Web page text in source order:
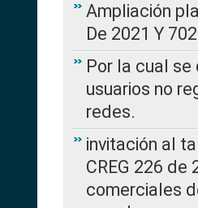
Ampliación
De 2021 Y
Por la cual
usuarios no
redes.
invitación al
CREG 226
comerciales